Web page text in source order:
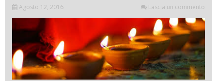
Agosto 12, 2016 Lascia un commento